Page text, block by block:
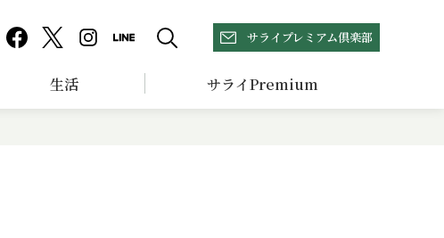
サライプレミアム倶楽部
生活 サライPremium